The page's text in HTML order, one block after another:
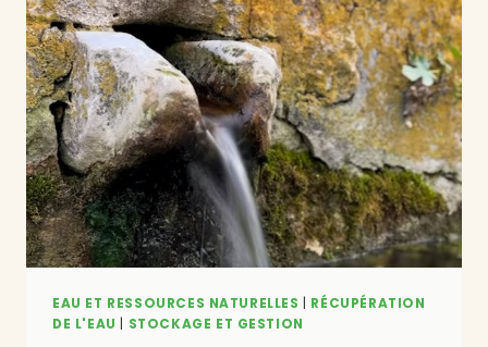
:
LÉGISLATION,
CUVES
ET
FILTRATION
(GUIDE
2026)
EAU ET RESSOURCES NATURELLES
RÉCUPÉRATION
DE L'EAU
STOCKAGE ET GESTION